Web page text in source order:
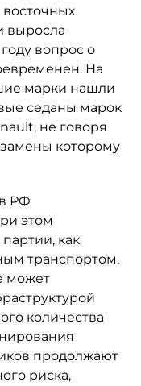
выросла
вопрос о
На
марки нашли
седаны марок
не говоря
которому
РФ
этом
как
транспортом.
может
количества
продолжают
риска,